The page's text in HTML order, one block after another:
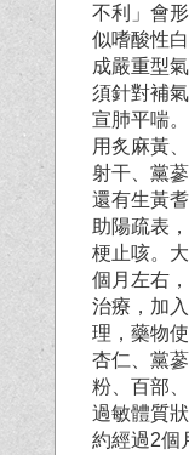
不利」會
似嗜酸性
成嚴重型
須針對補氣
宣肺平喘
用炙麻黃
射干、黨
還有生黃
助陽疏表
梗止咳。
個月左右
治療，加
理，藥物使
杏仁、黨
粉、百部
過敏體質
約經過2個